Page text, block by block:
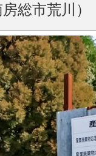
房総市荒川）